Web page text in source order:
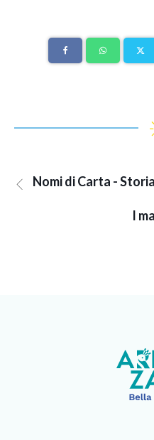
Nomi di Carta -
I